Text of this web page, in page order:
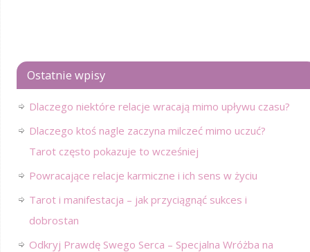
Ostatnie wpisy
Dlaczego niektóre relacje wracają mimo upływu czasu?
Dlaczego ktoś nagle zaczyna milczeć mimo uczuć?
Tarot często pokazuje to wcześniej
Powracające relacje karmiczne i ich sens w życiu
Tarot i manifestacja – jak przyciągnąć sukces i
dobrostan
Odkryj Prawdę Swego Serca – Specjalna Wróżba na